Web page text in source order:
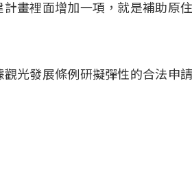
畫裡面增加一項，就是補助原住
光發展條例研擬彈性的合法申請